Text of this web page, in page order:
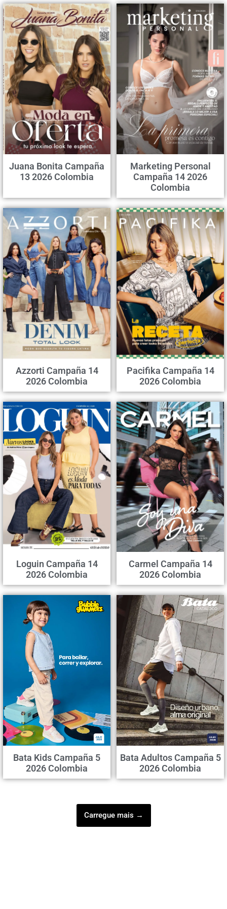
Juana Bonita Campaña
13 2026 Colombia
Marketing Personal
Campaña 14 2026
Colombia
Azzorti Campaña 14
2026 Colombia
Pacifika Campaña 14
2026 Colombia
Loguin Campaña 14
2026 Colombia
Carmel Campaña 14
2026 Colombia
Bata Kids Campaña 5
2026 Colombia
Bata Adultos Campaña 5
2026 Colombia
Carregue mais →